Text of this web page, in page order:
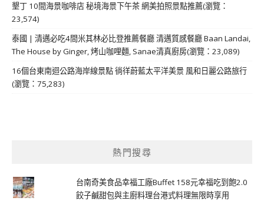
墾丁 10間海景咖啡店 秘境海景下午茶 網美拍照景點推薦(瀏覽：
23,574)
泰國 | 清邁必吃4間米其林必比登推薦餐廳 清邁質感餐廳 Baan Landai,
The House by Ginger, 烤山咖哩麵, Sanae清真廚房(瀏覽：23,089)
16個台東南迴公路海岸線景點 徜徉蔚藍太平洋美景 風和日麗公路旅行
(瀏覽：75,283)
熱門搜尋
台南奇美食品幸福工廠Buffet 158元幸福吃到飽2.0
餃子鹹甜包與主廚料理台港式料理無限時享用